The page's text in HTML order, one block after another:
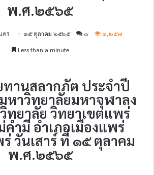
พ.ศ.๒๕๖๕
คร ๑๕ ตุลาคม ๒๕๖๕ ๐
๑,๒๕๗
Less than a minute
ทานสลากภัต ประจำปี
าวิทยาลัยมหาจุฬาลง
ทยาลัย วิทยาเขตแพร่
ำมี อำเภอเมืองแพร่
วันเสาร์ ที่ ๑๕ ตุลาคม
พ.ศ.๒๕๖๕